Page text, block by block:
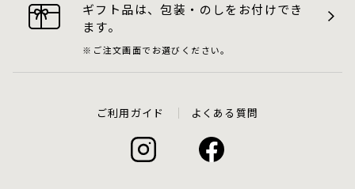
ギフト品は、包装・のしをお付けでき
ます。
ご注文画面でお選びください。
ご利用ガイド よくある質問